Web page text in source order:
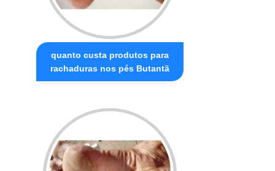
quanto custa produtos para
rachaduras nos pés Butantã